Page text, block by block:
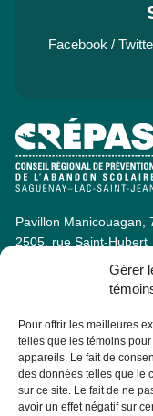
Gérer
Pour offrir les meilleures
telles que les témoins
appareils. Le fait de
des données telles que le
sur ce site. Le fait de ne
avoir un effet négatif sur
Facebook /
Pavillon Manicouagan,
2505, rue Saint-Hubert
Jonquière (Québec)
Consulter la section À
Infolettre
Abonnez-vous dès